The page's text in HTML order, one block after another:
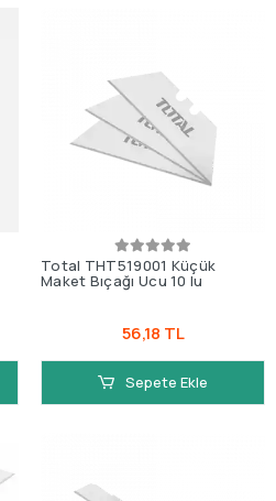
Total THT519001 Küçük
Maket Bıçağı Ucu 10 lu
56,18 TL
Sepete Ekle